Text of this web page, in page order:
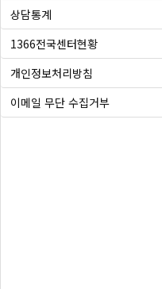
상담통계
1366전국센터현황
개인정보처리방침
이메일 무단 수집거부